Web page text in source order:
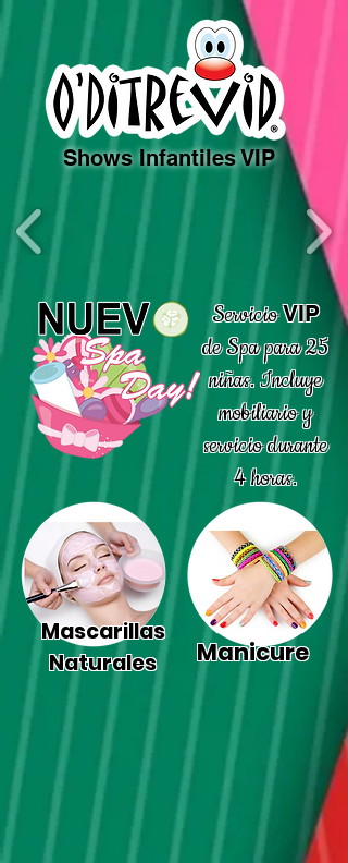
Shows Infantiles VIP
ServicioVIP
de Spa para 25
niñas. Incluye
mobiliario y
servicio durante
4 horas.
Mascarillas
Naturales
Manicure